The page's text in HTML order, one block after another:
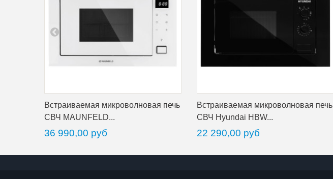
Встраиваемая микроволновая печь
СВЧ MAUNFELD...
36 990,00 руб
Встраиваемая микроволновая печь
СВЧ Hyundai HBW...
22 290,00 руб